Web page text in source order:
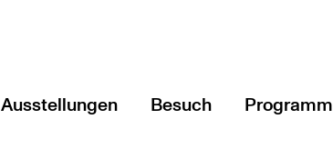
Ausstellungen Besuch Programm